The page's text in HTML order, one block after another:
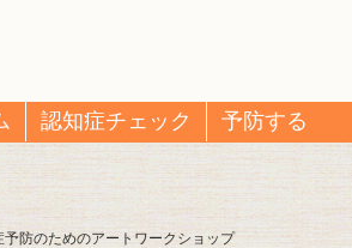
認知症チェック 予防する
予防のためのアートワークショップ